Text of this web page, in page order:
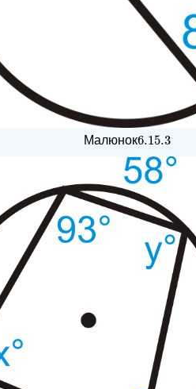
Малюнок6.15.3
6.15.3